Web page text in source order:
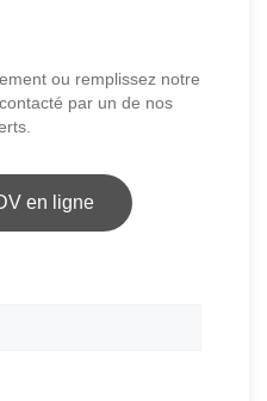
ou remplissez notre
par un de nos
en ligne